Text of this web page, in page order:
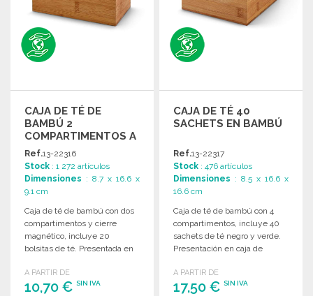
CAJA DE TÉ DE
BAMBÚ 2
COMPARTIMENTOS A
PRECIOS DE
MAYORISTA
Ref.13-22316
Stock : 1 272 artículos
Dimensiones : 8.7 x 16.6 x
9.1 cm
Caja de té de bambú con dos
compartimentos y cierre
magnético, incluye 20
bolsitas de té. Presentada en
A PARTIR DE
10,70 € SIN IVA
CAJA DE TÉ 40
SACHETS EN BAMBÚ
Ref.13-22317
Stock : 476 artículos
Dimensiones : 8.5 x 16.6 x
16.6 cm
Caja de té de bambú con 4
compartimentos, incluye 40
sachets de té negro y verde.
Presentación en caja de
A PARTIR DE
17,50 €SIN IVA